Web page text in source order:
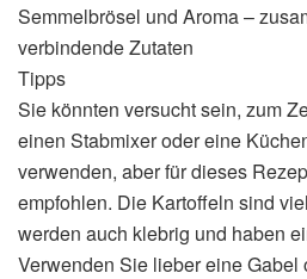
Semmelbrösel und Aroma –
verbindende Zutaten
Tipps
Sie könnten versucht sein, zum
einen Stabmixer oder eine
verwenden, aber für dieses
empfohlen. Die Kartoffeln sind
werden auch klebrig und haben
Verwenden Sie lieber eine Gabel